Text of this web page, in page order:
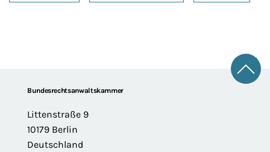
FooterBundesrechtsanwaltskammer
Littenstraße 9
10179 Berlin
Deutschland